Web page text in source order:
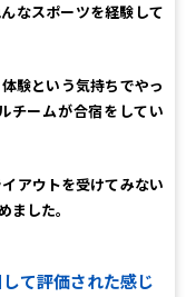
なスポーツを経験して
験という気持ちでやっ
チームが合宿をしてい
アウトを受けてみない
した。
て評価された感じ